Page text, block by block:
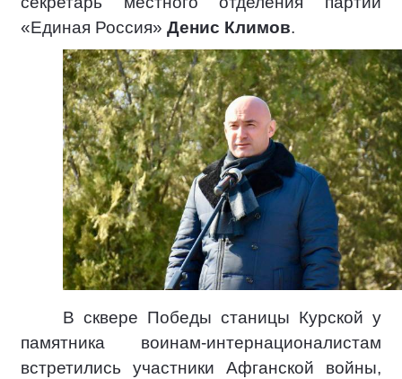
«Единая Россия» Денис Климов.
В сквере Победы станицы Курской у
памятника воинам-интернационалистам
встретились участники Афганской войны,